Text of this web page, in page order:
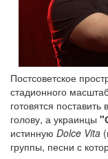
Постсоветское
стадионного
готовятся
голову, а украинцы
истинную Dolce Vita
группы, песни с